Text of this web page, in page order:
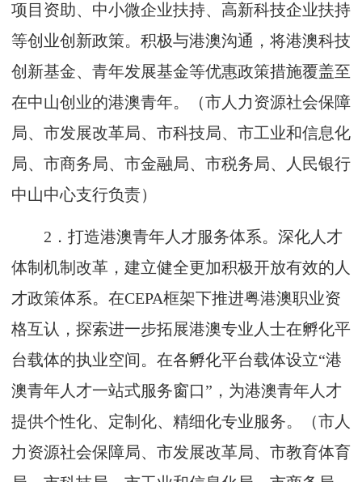
项目资助、中小微企业扶持、高新科技企业扶持
等创业创新政策。积极与港澳沟通，将港澳科技
创新基金、青年发展基金等优惠政策措施覆盖至
在中山创业的港澳青年。（市人力资源社会保障
局、市发展改革局、市科技局、市工业和信息化
局、市商务局、市金融局、市税务局、人民银行
中山中心支行负责）
2 ．打造港澳青年人才服务体系。深化人才
体制机制改革，建立健全更加积极开放有效的人
才政策体系。在CEPA框架下推进粤港澳职业资
格互认，探索进一步拓展港澳专业人士在孵化平
台载体的执业空间。在各孵化平台载体设立“港
澳青年人才一站式服务窗口”，为港澳青年人才
提供个性化、定制化、精细化专业服务。（市人
力资源社会保障局、市发展改革局、市教育体育